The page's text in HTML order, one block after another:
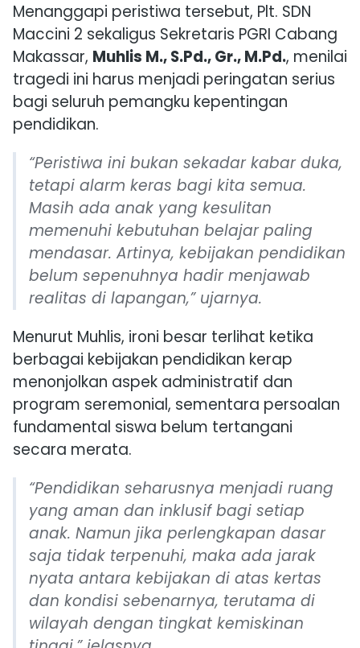
Menanggapi peristiwa tersebut, Plt. SDN
Maccini 2 sekaligus Sekretaris PGRI Cabang
Makassar, Muhlis M., S.Pd., Gr., M.Pd., menilai
tragedi ini harus menjadi peringatan serius
bagi seluruh pemangku kepentingan
pendidikan.
“Peristiwa ini bukan sekadar kabar duka,
tetapi alarm keras bagi kita semua.
Masih ada anak yang kesulitan
memenuhi kebutuhan belajar paling
mendasar. Artinya, kebijakan pendidikan
belum sepenuhnya hadir menjawab
realitas di lapangan,” ujarnya.
Menurut Muhlis, ironi besar terlihat ketika
berbagai kebijakan pendidikan kerap
menonjolkan aspek administratif dan
program seremonial, sementara persoalan
fundamental siswa belum tertangani
secara merata.
“Pendidikan seharusnya menjadi ruang
yang aman dan inklusif bagi setiap
anak. Namun jika perlengkapan dasar
saja tidak terpenuhi, maka ada jarak
nyata antara kebijakan di atas kertas
dan kondisi sebenarnya, terutama di
wilayah dengan tingkat kemiskinan